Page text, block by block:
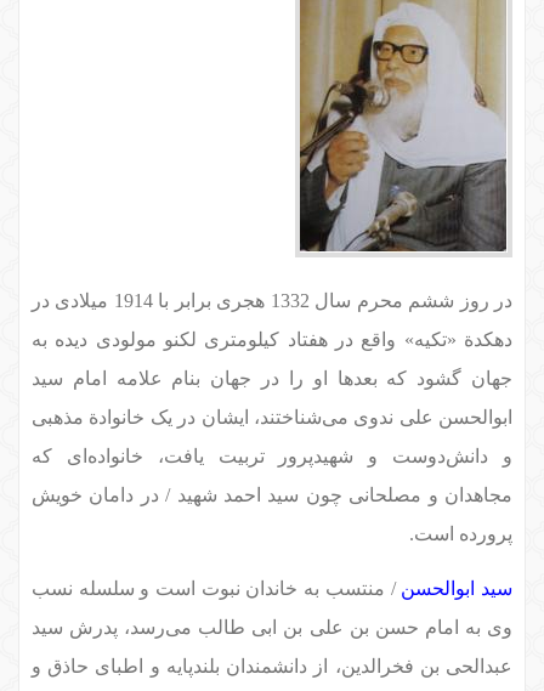
در روز ششم محرم سال 1332 هجری برابر با 1914 میلادی در
دهکدة «تکیه» واقع در هفتاد کیلومتری لکنو مولودی دیده به
جهان گشود که بعدها او را در جهان بنام علامه امام سید
ابوالحسن علی ندوی می‌شناختند، ایشان در یک خانوادة مذهبی
و دانش‌دوست و شهیدپرور تربیت یافت، خانواده‌ای که
مجاهدان و مصلحانی چون سید احمد شهید / در دامان خویش
پرورده است.
سید ابوالحسن / منتسب به خاندان نبوت است و سلسله نسب
وی به امام حسن بن علی بن ابی طالب می‌رسد، پدرش سید
عبدالحی بن فخرالدین، از دانشمندان بلندپایه و اطبای حاذق و